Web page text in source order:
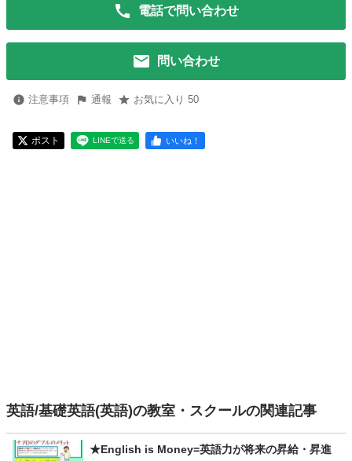
電話で問い合わせ
問い合わせ
注意事項 通報 お気に入り 50
ポスト LINEで送る いいね！
英語/基礎英語(英語)の教室・スクールの関連記事
★English is Money=英語力が将来の昇給・昇進